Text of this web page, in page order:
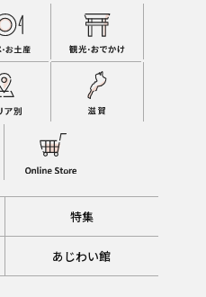
特集
あじわい館